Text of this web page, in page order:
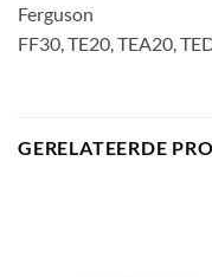
Ferguson
FF30, TE20, TEA20,
GERELATEERDE